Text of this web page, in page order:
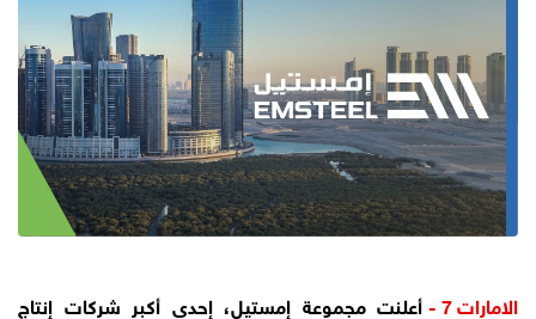
الامارات 7 -
أعلنت مجموعة إمستيل، إحدى أكبر شركات إنتاج